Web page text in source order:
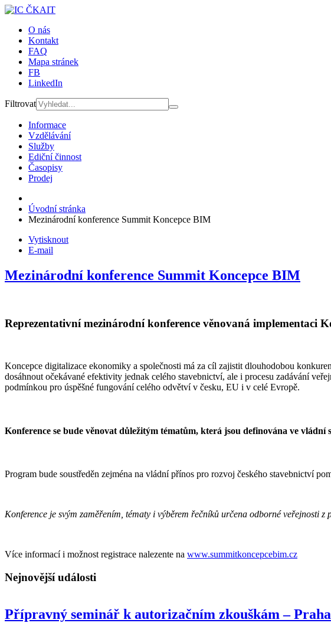
O nás
Kontakt
FAQ
Mapa stránek
FB
LinkedIn
Filtrovat
Informace
Vzdělávání
Služby
Ediční činnost
Časopisy
Prodej
Úvodní stránka
Mezinárodní konference Summit Koncepce BIM
Vytisknout
E-mail
Mezinárodní konference Summit Koncepce BIM
Reprezentativní mezinárodní konference věnovaná implementaci
Koncepce digitalizace ekonomiky a společnosti má za cíl zajistit dlouhodobou
dosáhnout očekávané efektivity jednak celého stavebnictví, ale i procesu zadávání
podmínkou pro úspěšné fungování celého odvětví v česku, EU i v celé Evropě.
Konference se bude věnovat důležitým tématům, která jsou definována ve
Program bude soustředěn zejména na vládní přínos pro rozvoj českého stavebnictví
Konference je svým zaměřením, tématy i výběrem řečníků určena odborné veřejnosti
Více informací i možnost registrace nalezente na www.summitkoncepcebim.cz
Nejnovější události
Přípravný seminář k autorizačním zkouškám – Praha